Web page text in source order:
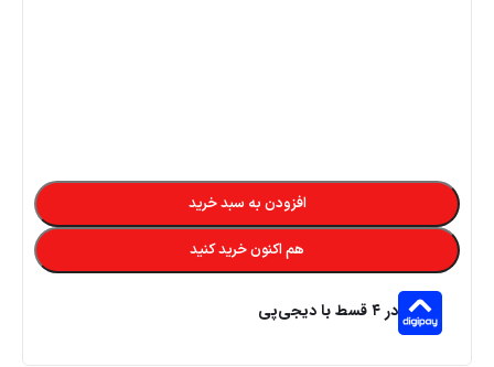
افزودن به سبد خرید
هم اکنون خرید کنید
در ۴ قسط با دیجی‌پی